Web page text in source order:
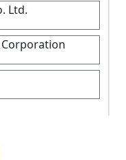
Ltd.
Corporation